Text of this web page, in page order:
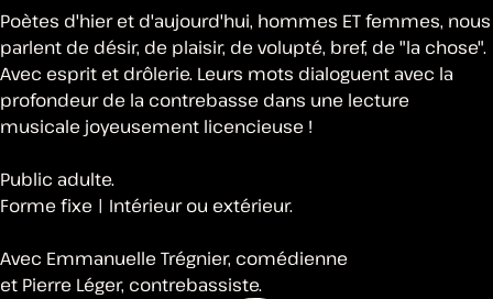
Poètes d'hier et d'aujourd'hui, hommes ET femmes, nous
parlent de désir, de plaisir, de volupté, bref, de "la chose".
Avec esprit et drôlerie. Leurs mots dialoguent avec la
profondeur de la contrebasse dans une lecture
musicale joyeusement licencieuse !
Public adulte.
Forme fixe | Intérieur ou extérieur.
Avec Emmanuelle Trégnier, comédienne
et Pierre Léger, contrebassiste.